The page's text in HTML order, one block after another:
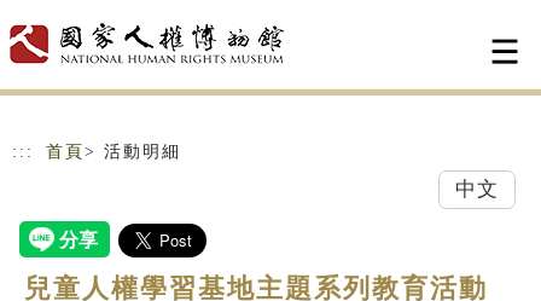
::: 首頁 > 活動明細
中文
兒童人權學習基地主題系列教育活動